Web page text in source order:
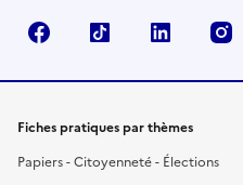
FacebookTikTok LinkedIn
Fiches pratiques par thèmes
Papiers - Citoyenneté - Élections